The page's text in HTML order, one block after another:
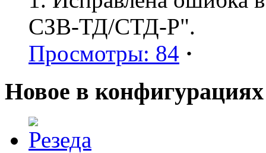
СЗВ-ТД/СТД-Р".
Просмотры: 84 ·
Новое в конфигурациях